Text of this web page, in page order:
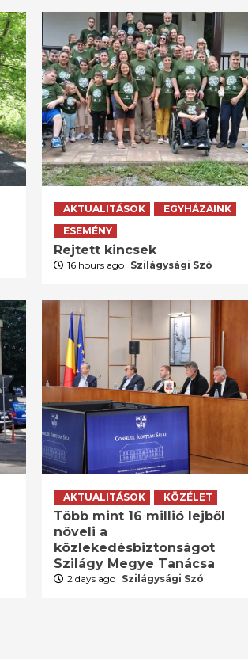
AKTUALITÁSOK
EGYHÁZAINK
ESEMÉNY
Rejtett kincsek
16 hours ago Szilágysági Szó
AKTUALITÁSOK KÖZÉLET
Több mint 16 millió lejből
növeli a
közlekedésbiztonságot
Szilágy Megye Tanácsa
2 days ago Szilágysági Szó